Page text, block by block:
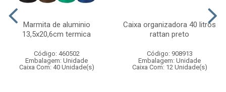
Marmita de aluminio
13,5x20,6cm termica
Código: 460502
Embalagem: Unidade
Caixa Com: 40 Unidade(s)
Caixa organizadora 40 litros
rattan preto
Código: 908913
Embalagem: Unidade
Caixa Com: 12 Unidade(s)